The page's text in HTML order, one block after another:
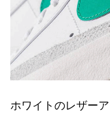
ホワイトのレザー